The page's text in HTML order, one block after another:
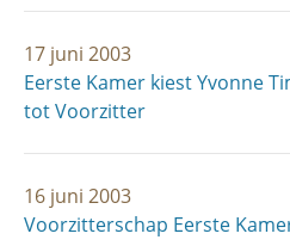
17 juni 2003
Eerste Kamer kiest Yvonne
tot Voorzitter
16 juni 2003
Voorzitterschap Eerste